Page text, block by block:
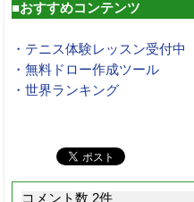
■おすすめコンテンツ
・テニス体験レッスン受付中
・無料ドロー作成ツール
・世界ランキング
コメント数 2件